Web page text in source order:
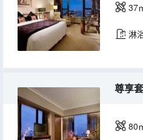
37
淋
尊享
80